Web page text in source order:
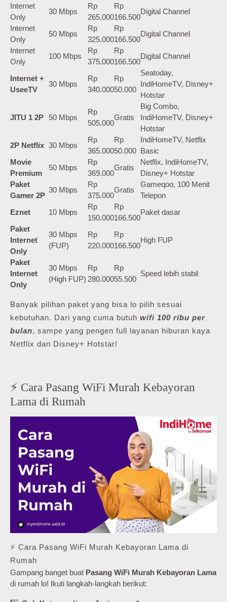
Internet
Only
30 Mbps
Rp
265.000
Rp
166.500
Digital Channel
Internet
Only
50 Mbps
Rp
325.000
Rp
166.500
Digital Channel
Internet
Only
100 Mbps
Rp
375.000
Rp
166.500
Digital Channel
Internet +
UseeTV
30 Mbps
Rp
340.000
Rp
50.000
Seatoday,
IndiHomeTV, Disney+
Hotstar
JITU 1 2P 50 Mbps
Rp
505.000
Gratis
Big Combo,
IndiHomeTV, Disney+
Hotstar
2P Netflix 30 Mbps
Rp
365.000
Rp
50.000
IndiHomeTV, Netflix
Basic
Movie
Premium
50 Mbps
Rp
369.000
Gratis
Netflix, IndiHomeTV,
Disney+ Hotstar
Paket
Gamer 2P
30 Mbps
Rp
375.000
Gratis
Gameqoo, 100 Menit
Telepon
Eznet
10 Mbps
Rp
150.000
Rp
166.500
Paket dasar
Paket
Internet
Only
30 Mbps
(FUP)
Rp
220.000
Rp
166.500
High FUP
Paket
Internet
Only
30 Mbps
(High FUP)
Rp
280.000
Rp
55.500
Speed lebih stabil
Banyak pilihan paket yang bisa lo pilih sesuai
kebutuhan. Dari yang cuma butuh wifi 100 ribu per
bulan, sampe yang pengen full layanan hiburan kaya
Netflix dan Disney+ Hotstar!
⚡ Cara Pasang WiFi Murah Kebayoran
Lama di Rumah
⚡ Cara Pasang WiFi Murah Kebayoran Lama di
Rumah
Gampang banget buat Pasang WiFi Murah Kebayoran Lama
di rumah lo! Ikuti langkah-langkah berikut: